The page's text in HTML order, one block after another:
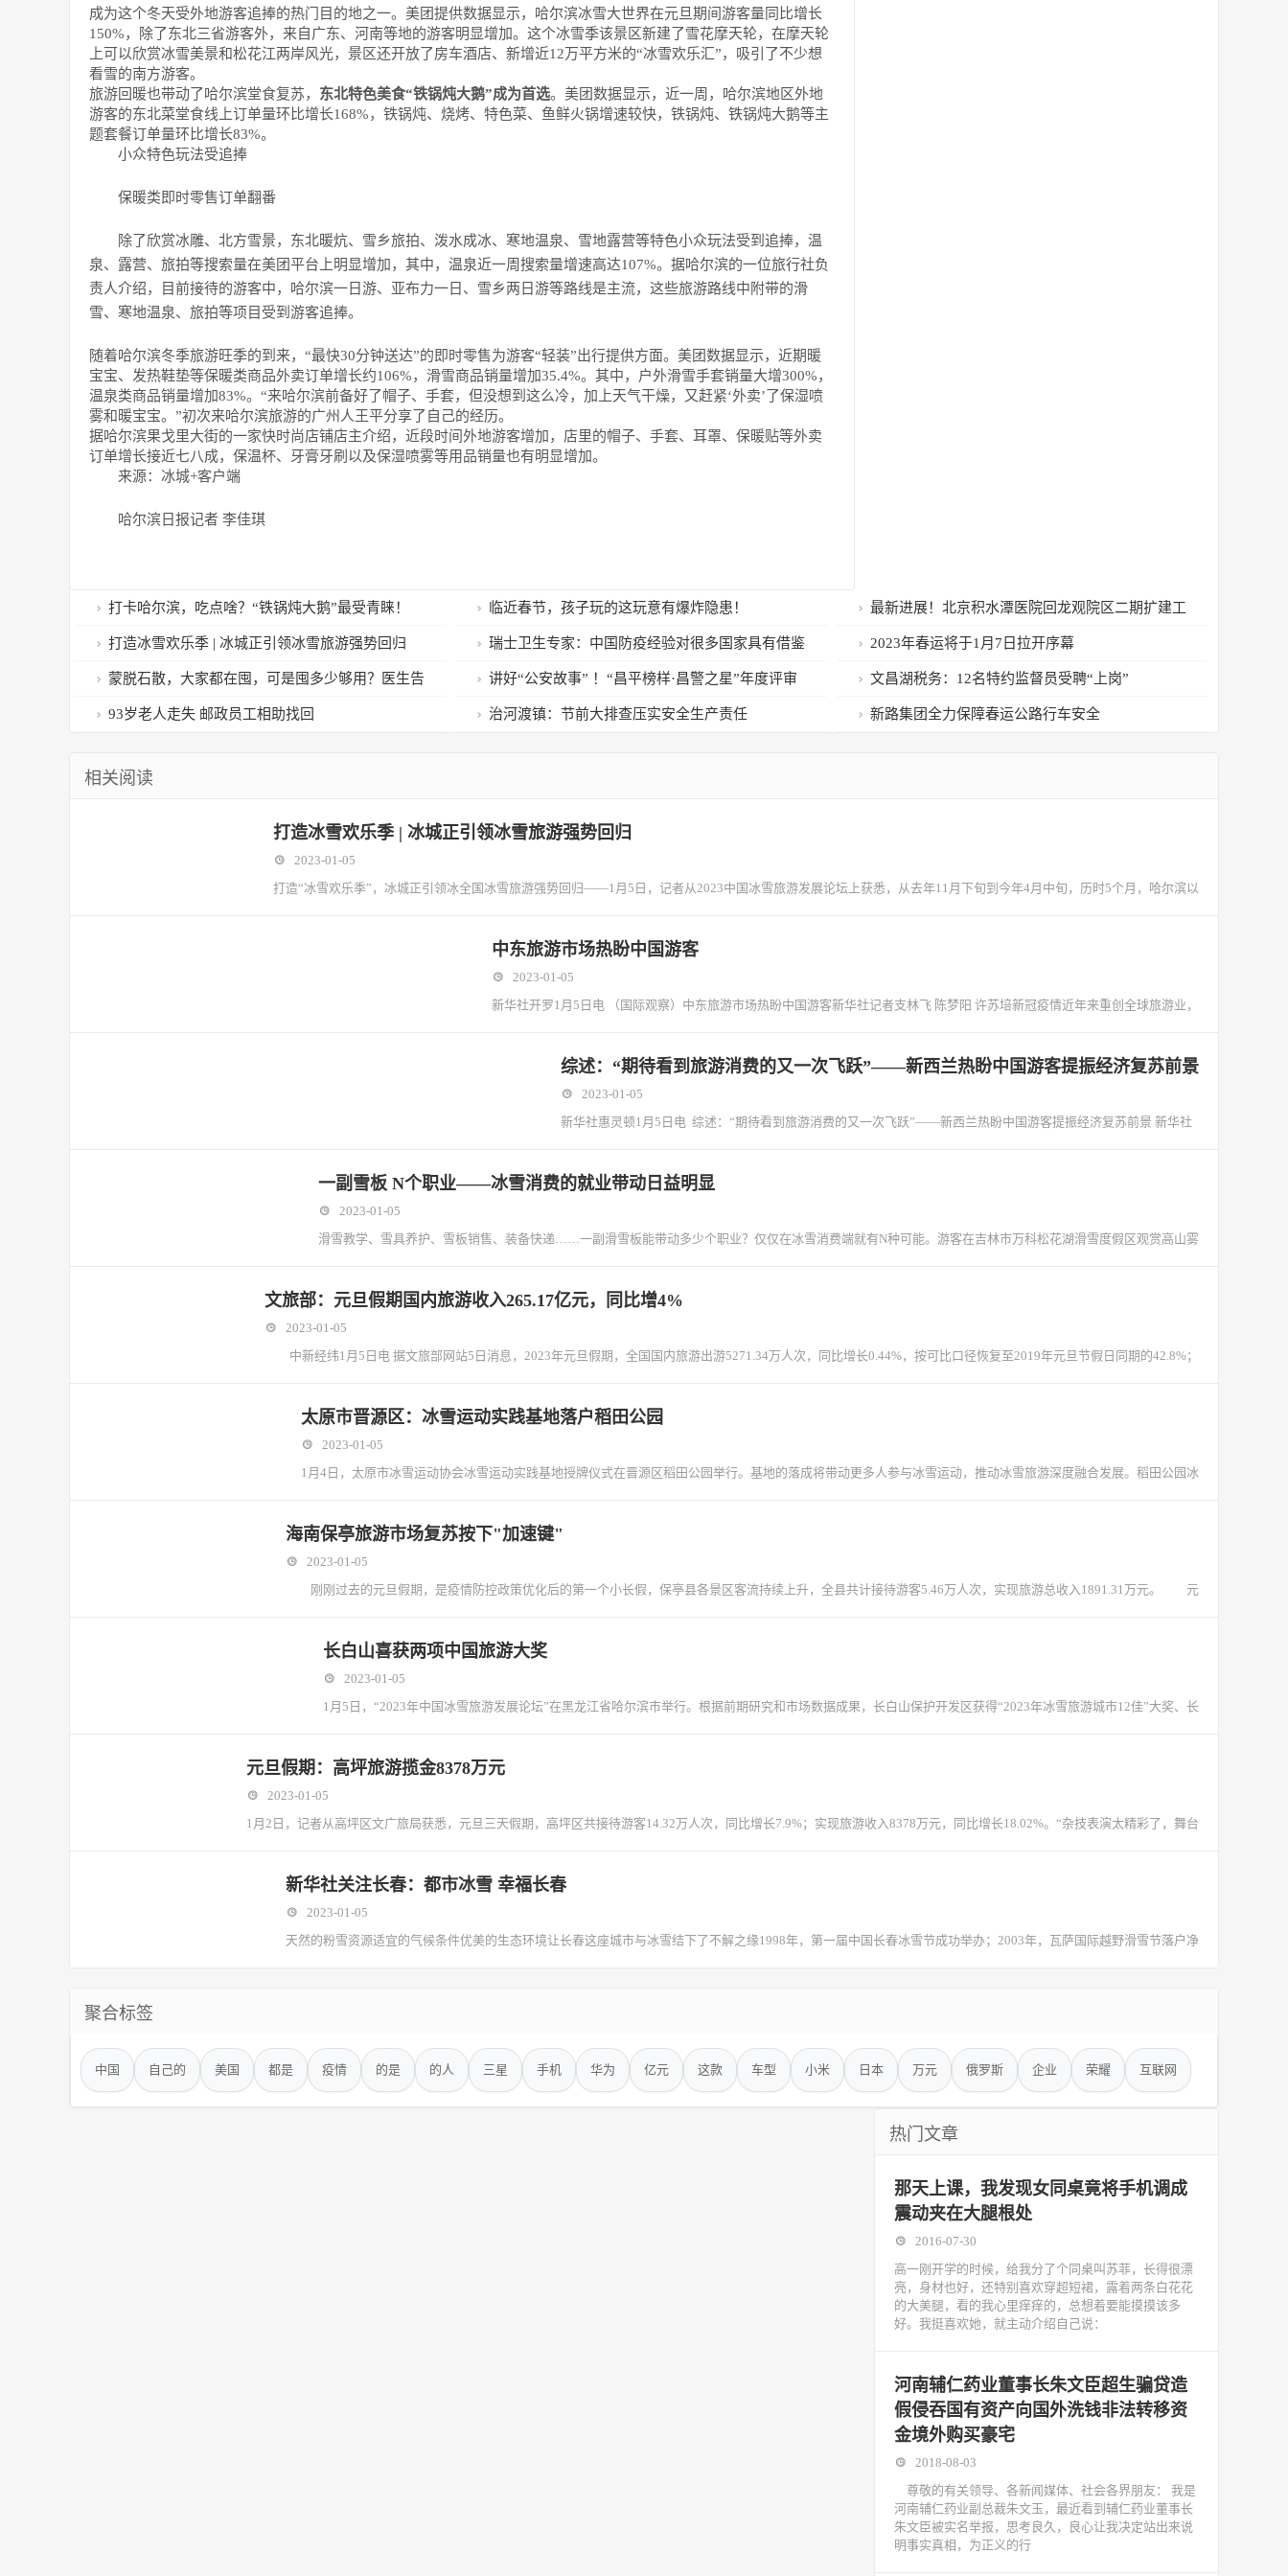
成为这个冬天受外地游客追捧的热门目的地之一。美团提供数据显示，哈尔滨冰雪大世界在元旦期间游客量同比增长
150%，除了东北三省游客外，来自广东、河南等地的游客明显增加。这个冰雪季该景区新建了雪花摩天轮，在摩天轮
上可以欣赏冰雪美景和松花江两岸风光，景区还开放了房车酒店、新增近12万平方米的“冰雪欢乐汇”，吸引了不少想
看雪的南方游客。
旅游回暖也带动了哈尔滨堂食复苏， 东北特色美食“铁锅炖大鹅”成为首选。美团数据显示，近一周，哈尔滨地区外地
游客的东北菜堂食线上订单量环比增长168%，铁锅炖、烧烤、特色菜、鱼鲜火锅增速较快，铁锅炖、铁锅炖大鹅等主
题套餐订单量环比增长83%。
小众特色玩法受追捧
保暖类即时零售订单翻番
除了欣赏冰雕、北方雪景，东北暖炕、雪乡旅拍、泼水成冰、寒地温泉、雪地露营等特色小众玩法受到追捧，温
泉、露营、旅拍等搜索量在美团平台上明显增加，其中，温泉近一周搜索量增速高达107%。 据哈尔滨的一位旅行社负
责人介绍，目前接待的游客中，哈尔滨一日游、亚布力一日、雪乡两日游等路线是主流，这些旅游路线中附带的滑
雪、寒地温泉、旅拍等项目受到游客追捧。
随着哈尔滨冬季旅游旺季的到来，“最快30分钟送达”的即时零售为游客“轻装”出行提供方面。美团数据显示，近期暖
宝宝、发热鞋垫等保暖类商品外卖订单增长约106%，滑雪商品销量增加35.4%。其中，户外滑雪手套销量大增300%，
温泉类商品销量增加83%。“来哈尔滨前备好了帽子、手套，但没想到这么冷，加上天气干燥，又赶紧‘外卖’了保湿喷
雾和暖宝宝。”初次来哈尔滨旅游的广州人王平分享了自己的经历。
据哈尔滨果戈里大街的一家快时尚店铺店主介绍，近段时间外地游客增加，店里的帽子、手套、耳罩、保暖贴等外卖
订单增长接近七八成，保温杯、牙膏牙刷以及保湿喷雾等用品销量也有明显增加。
来源：冰城+客户端
哈尔滨日报记者 李佳琪
打卡哈尔滨，吃点啥？“铁锅炖大鹅”最受青睐！ 临近春节，孩子玩的这玩意有爆炸隐患！ 最新进展！北京积水潭医院回龙观院区二期扩建工
程预计年底完工
打造冰雪欢乐季 | 冰城正引领冰雪旅游强势回归 瑞士卫生专家：中国防疫经验对很多国家具有借鉴
意义
2023年春运将于1月7日拉开序幕
蒙脱石散，大家都在囤，可是囤多少够用？医生告
诉您答案
讲好“公安故事” ！“昌平榜样·昌警之星”年度评审
会举行
文昌湖税务：12名特约监督员受聘“上岗”
93岁老人走失 邮政员工相助找回 治河渡镇：节前大排查压实安全生产责任 新路集团全力保障春运公路行车安全
相关阅读
打造冰雪欢乐季 | 冰城正引领冰雪旅游强势回归
2023-01-05
打造“冰雪欢乐季”，冰城正引领冰全国冰雪旅游强势回归——1月5日，记者从2023中国冰雪旅游发展论坛上获悉，从去年11月下旬到今年4月中旬，历时5个月，哈尔滨以
中东旅游市场热盼中国游客
2023-01-05
新华社开罗1月5日电 （国际观察）中东旅游市场热盼中国游客新华社记者支林飞 陈梦阳 许苏培新冠疫情近年来重创全球旅游业，
综述：“期待看到旅游消费的又一次飞跃”——新西兰热盼中国游客提振经济复苏前景
2023-01-05
新华社惠灵顿1月5日电 综述：“期待看到旅游消费的又一次飞跃”——新西兰热盼中国游客提振经济复苏前景 新华社
一副雪板 N个职业——冰雪消费的就业带动日益明显
2023-01-05
滑雪教学、雪具养护、雪板销售、装备快递……一副滑雪板能带动多少个职业？仅仅在冰雪消费端就有N种可能。游客在吉林市万科松花湖滑雪度假区观赏高山雾
文旅部：元旦假期国内旅游收入265.17亿元，同比增4%
2023-01-05
中新经纬1月5日电 据文旅部网站5日消息，2023年元旦假期，全国国内旅游出游5271.34万人次，同比增长0.44%，按可比口径恢复至2019年元旦节假日同期的42.8%；
太原市晋源区：冰雪运动实践基地落户稻田公园
2023-01-05
1月4日，太原市冰雪运动协会冰雪运动实践基地授牌仪式在晋源区稻田公园举行。基地的落成将带动更多人参与冰雪运动，推动冰雪旅游深度融合发展。稻田公园冰
海南保亭旅游市场复苏按下"加速键"
2023-01-05
刚刚过去的元旦假期，是疫情防控政策优化后的第一个小长假，保亭县各景区客流持续上升，全县共计接待游客5.46万人次，实现旅游总收入1891.31万元。 元
长白山喜获两项中国旅游大奖
2023-01-05
1月5日，“2023年中国冰雪旅游发展论坛”在黑龙江省哈尔滨市举行。根据前期研究和市场数据成果，长白山保护开发区获得“2023年冰雪旅游城市12佳”大奖、长
元旦假期：高坪旅游揽金8378万元
2023-01-05
1月2日，记者从高坪区文广旅局获悉，元旦三天假期，高坪区共接待游客14.32万人次，同比增长7.9%；实现旅游收入8378万元，同比增长18.02%。“杂技表演太精彩了，舞台
新华社关注长春：都市冰雪 幸福长春
2023-01-05
天然的粉雪资源适宜的气候条件优美的生态环境让长春这座城市与冰雪结下了不解之缘1998年，第一届中国长春冰雪节成功举办；2003年，瓦萨国际越野滑雪节落户净
聚合标签
中国 自己的 美国 都是 疫情 的是 的人 三星 手机 华为 亿元 这款 车型 小米 日本 万元 俄罗斯 企业 荣耀 互联网
热门文章
那天上课，我发现女同桌竟将手机调成
震动夹在大腿根处
2016-07-30
高一刚开学的时候，给我分了个同桌叫苏菲，长得很漂
亮，身材也好，还特别喜欢穿超短裙，露着两条白花花
的大美腿，看的我心里痒痒的，总想着要能摸摸该多
好。我挺喜欢她，就主动介绍自己说：
河南辅仁药业董事长朱文臣超生骗贷造
假侵吞国有资产向国外洗钱非法转移资
金境外购买豪宅
2018-08-03
尊敬的有关领导、各新闻媒体、社会各界朋友： 我是
河南辅仁药业副总裁朱文玉，最近看到辅仁药业董事长
朱文臣被实名举报，思考良久，良心让我决定站出来说
明事实真相，为正义的行